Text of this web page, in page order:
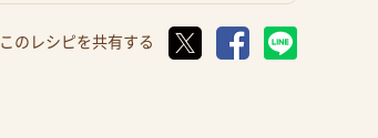
このレシピを共有する